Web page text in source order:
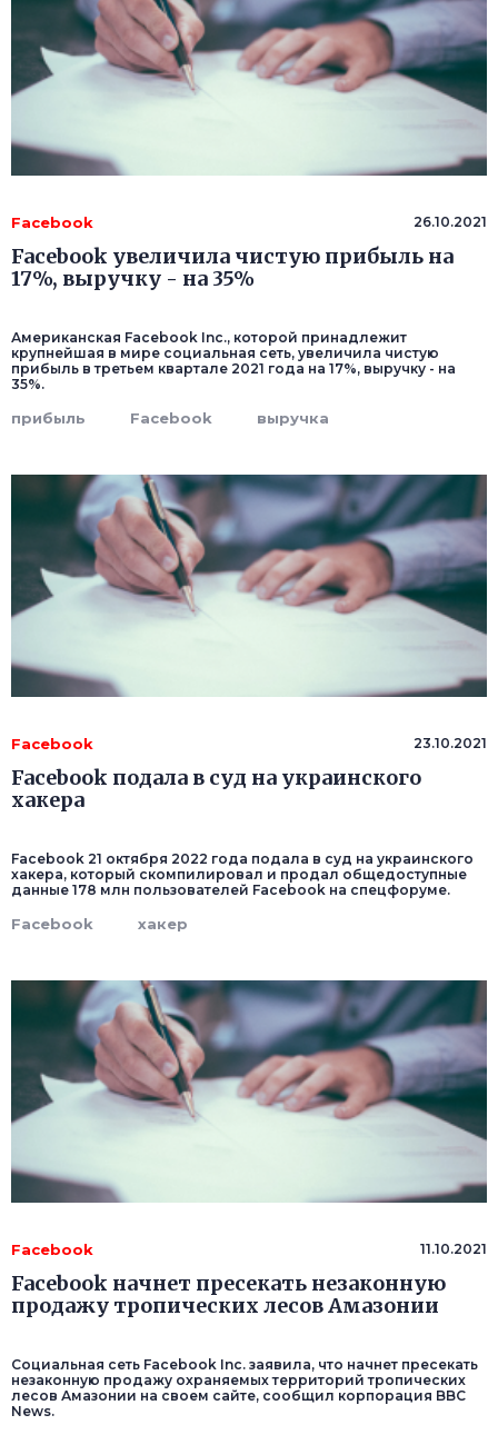
Facebook 26.10.2021
Facebook увеличила чистую прибыль на
17%, выручку - на 35%
Американская Facebook Inc., которой принадлежит
крупнейшая в мире социальная сеть, увеличила чистую
прибыль в третьем квартале 2021 года на 17%, выручку - на
35%.
прибыль Facebook выручка
Facebook 23.10.2021
Facebook подала в суд на украинского
хакера
Facebook 21 октября 2022 года подала в суд на украинского
хакера, который скомпилировал и продал общедоступные
данные 178 млн пользователей Facebook на спецфоруме.
Facebook хакер
Facebook 11.10.2021
Facebook начнет пресекать незаконную
продажу тропических лесов Амазонии
Социальная сеть Facebook Inc. заявила, что начнет пресекать
незаконную продажу охраняемых территорий тропических
лесов Амазонии на своем сайте, сообщил корпорация BBC
News.